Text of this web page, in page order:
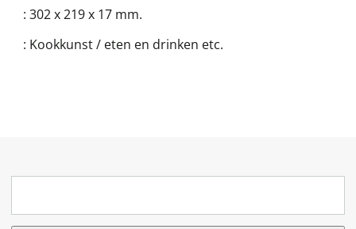
: 302 x 219 x 17 mm.
: Kookkunst / eten en drinken etc.